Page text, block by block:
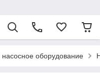
оборудование